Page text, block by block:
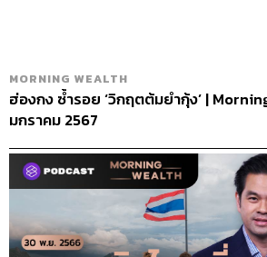
MORNING WEALTH
ฮ่องกง ซ้ำรอย ‘วิกฤตต้มยำกุ้ง’ |
มกราคม 2567